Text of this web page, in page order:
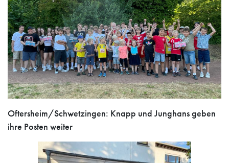
Oftersheim/Schwetzingen: Knapp und Junghans geben
ihre Posten weiter